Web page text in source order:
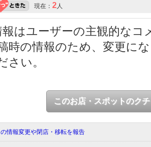
現在： 2人
はユーザーの主観的なコ
時の情報のため、変更に
さい。
このお店・スポットのク
情報変更や閉店・移転を報告